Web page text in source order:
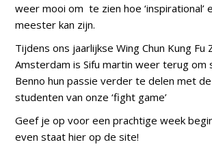
weer mooi om te zien hoe ‘inspirational’
meester kan zijn.
Tijdens ons jaarlijkse Wing Chun Kung Fu
Amsterdam is Sifu martin weer terug om
Benno hun passie verder te delen met
studenten van onze ‘fight game’
Geef je op voor een prachtige week
even staat hier op de site!